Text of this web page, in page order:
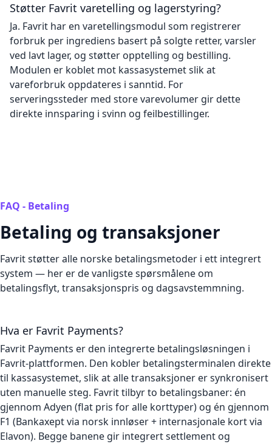
Støtter Favrit varetelling og lagerstyring?
Ja. Favrit har en varetellingsmodul som registrerer
forbruk per ingrediens basert på solgte retter, varsler
ved lavt lager, og støtter opptelling og bestilling.
Modulen er koblet mot kassasystemet slik at
vareforbruk oppdateres i sanntid. For
serveringssteder med store varevolumer gir dette
direkte innsparing i svinn og feilbestillinger.
FAQ - Betaling
Betaling og transaksjoner
Favrit støtter alle norske betalingsmetoder i ett integrert
system — her er de vanligste spørsmålene om
betalingsflyt, transaksjonspris og dagsavstemmning.
Hva er Favrit Payments?
Favrit Payments er den integrerte betalingsløsningen i
Favrit-plattformen. Den kobler betalingsterminalen direkte
til kassasystemet, slik at alle transaksjoner er synkronisert
uten manuelle steg. Favrit tilbyr to betalingsbaner: én
gjennom Adyen (flat pris for alle korttyper) og én gjennom
F1 (Bankaxept via norsk innløser + internasjonale kort via
Elavon). Begge banene gir integrert settlement og